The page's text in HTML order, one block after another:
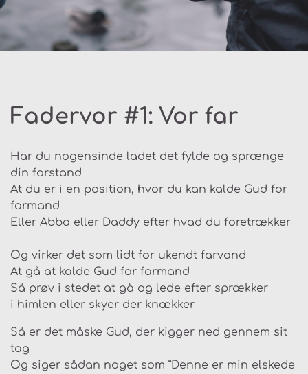
Fadervor #1: Vor far
Har du nogensinde ladet det fylde og sprænge
din forstand
At du er i en position, hvor du kan kalde Gud for
farmand
Eller Abba eller Daddy efter hvad du foretrækker
Og virker det som lidt for ukendt farvand
At gå at kalde Gud for farmand
Så prøv i stedet at gå og lede efter sprækker
i himlen eller skyer der knækker
Så er det måske Gud, der kigger ned gennem sit
tag
Og siger sådan noget som ”Denne er min elskede